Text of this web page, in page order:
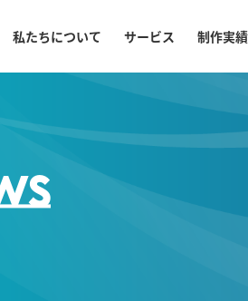
私たちについて サービス 制作実績